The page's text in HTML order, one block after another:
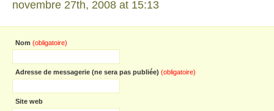
novembre 27th, 2008 at 15:13
Nom (obligatoire)
Adresse de messagerie (ne sera pas publiée) (obligatoire)
Site web